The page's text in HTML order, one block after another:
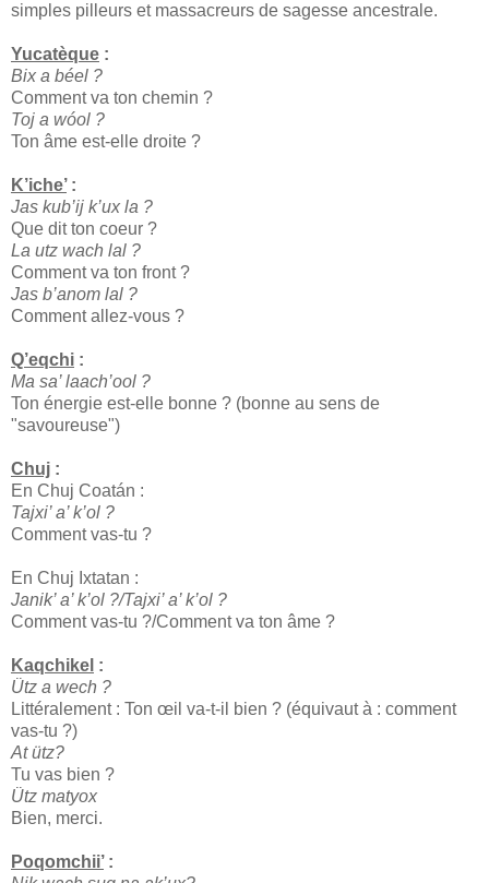
simples pilleurs et massacreurs de sagesse ancestrale.
Yucatèque :
Bix a béel ?
Comment va ton chemin ?
Toj a wóol ?
Ton âme est-elle droite ?
K’iche’:
Jas kub’ij k’ux la ?
Que dit ton coeur ?
La utz wach lal ?
Comment va ton front ?
Jas b’anom lal ?
Comment allez-vous ?
Q’eqchi :
Ma sa’ laach’ool ?
Ton énergie est-elle bonne ? (bonne au sens de
"savoureuse")
Chuj :
En Chuj Coatán :
Tajxi’ a’ k’ol ?
Comment vas-tu ?
En Chuj Ixtatan :
Janik’ a’ k’ol ?/Tajxi’ a’ k’ol ?
Comment vas-tu ?/Comment va ton âme ?
Kaqchikel :
Ütz a wech ?
Littéralement : Ton œil va-t-il bien ? (équivaut à : comment
vas-tu ?)
At ütz?
Tu vas bien ?
Ütz matyox
Bien, merci.
Poqomchii’: